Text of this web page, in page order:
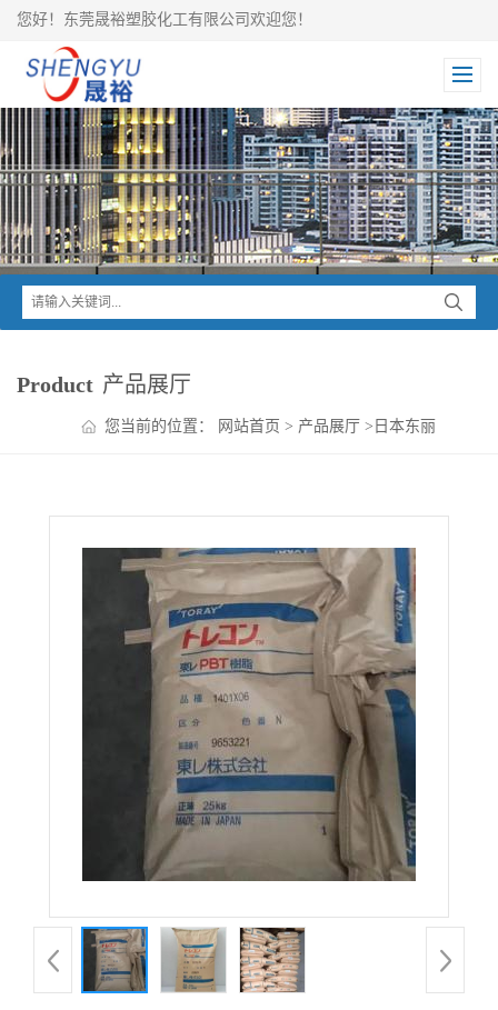
您好！东莞晟裕塑胶化工有限公司欢迎您！
Product 产品展厅
您当前的位置： 网站首页 > 产品展厅 > 日本东丽